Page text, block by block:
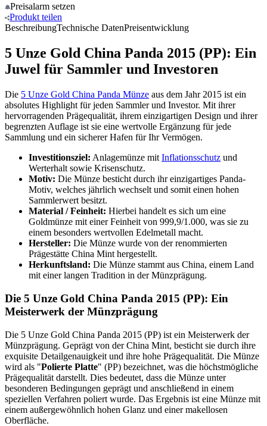
Preisalarm setzen
Produkt teilen
BeschreibungTechnische DatenPreisentwicklung
5 Unze Gold China Panda 2015 (PP): Ein
Juwel für Sammler und Investoren
Die 5 Unze Gold China Panda Münze aus dem Jahr 2015 ist ein
absolutes Highlight für jeden Sammler und Investor. Mit ihrer
hervorragenden Prägequalität, ihrem einzigartigen Design und ihrer
begrenzten Auflage ist sie eine wertvolle Ergänzung für jede
Sammlung und ein sicherer Hafen für Ihr Vermögen.
Investitionsziel: Anlagemünze mit Inflationsschutz und
Werterhalt sowie Krisenschutz.
Motiv: Die Münze besticht durch ihr einzigartiges Panda-
Motiv, welches jährlich wechselt und somit einen hohen
Sammlerwert besitzt.
Material / Feinheit: Hierbei handelt es sich um eine
Goldmünze mit einer Feinheit von 999,9/1.000, was sie zu
einem besonders wertvollen Edelmetall macht.
Hersteller: Die Münze wurde von der renommierten
Prägestätte China Mint hergestellt.
Herkunftsland: Die Münze stammt aus China, einem Land
mit einer langen Tradition in der Münzprägung.
Die 5 Unze Gold China Panda 2015 (PP): Ein
Meisterwerk der Münzprägung
Die 5 Unze Gold China Panda 2015 (PP) ist ein Meisterwerk der
Münzprägung. Geprägt von der China Mint, besticht sie durch ihre
exquisite Detailgenauigkeit und ihre hohe Prägequalität. Die Münze
wird als "Polierte Platte" (PP) bezeichnet, was die höchstmögliche
Prägequalität darstellt. Dies bedeutet, dass die Münze unter
besonderen Bedingungen geprägt und anschließend in einem
speziellen Verfahren poliert wurde. Das Ergebnis ist eine Münze mit
einem außergewöhnlich hohen Glanz und einer makellosen
Oberfläche.